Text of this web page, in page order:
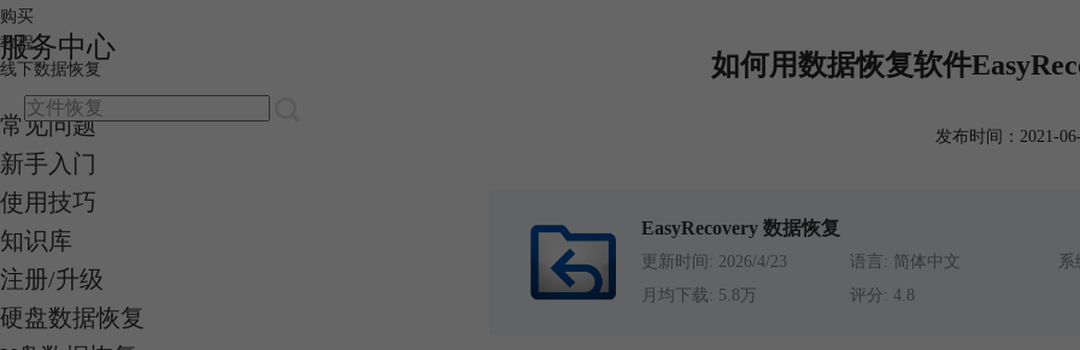
购买
教程
线下数据恢复
服务中心
常见问题
新手入门
使用技巧
知识库
注册/升级
硬盘数据恢复
如何用数据恢复软件
发布时间：2021-
EasyRecovery 数据恢复
更新时间: 2026/4/23 语言: 简体中文
系
月均下载: 5.8万
评分: 4.8